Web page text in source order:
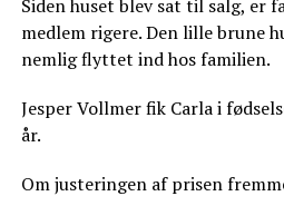
Siden huset blev sat til salg, er
medlem rigere. Den lille brune
nemlig flyttet ind hos familien.
Jesper Vollmer fik Carla i
år.
Om justeringen af prisen